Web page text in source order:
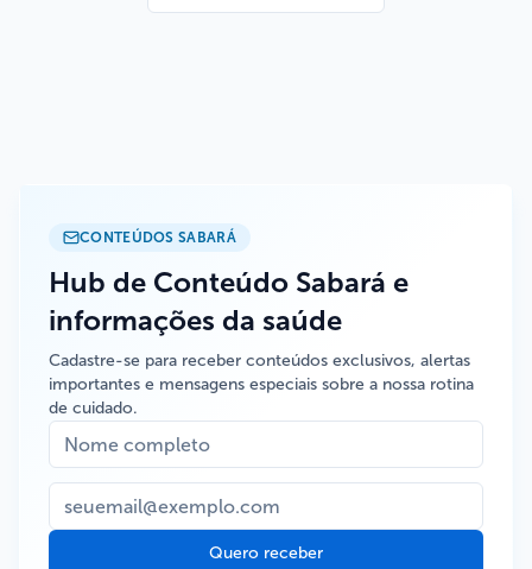
CONTEÚDOS SABARÁ
Hub de Conteúdo Sabará e
informações da saúde
Cadastre-se para receber conteúdos exclusivos, alertas
importantes e mensagens especiais sobre a nossa rotina
de cuidado.
Quero receber